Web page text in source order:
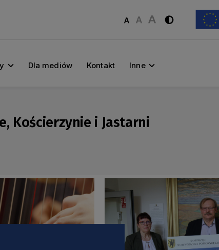
Dla mediów Kontakt Inne
Kościerzynie i Jastarni